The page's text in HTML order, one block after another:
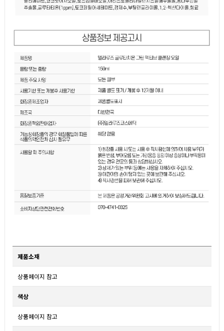
제품소재
상품페이지 참고
색상
상품페이지 참고